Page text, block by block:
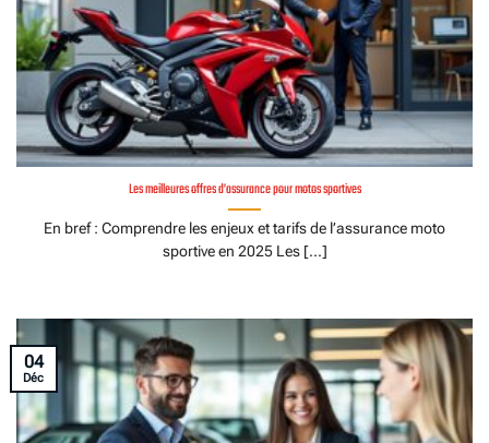
Les meilleures offres d’assurance pour motos sportives
En bref : Comprendre les enjeux et tarifs de l’assurance moto
sportive en 2025 Les [...]
04
Déc